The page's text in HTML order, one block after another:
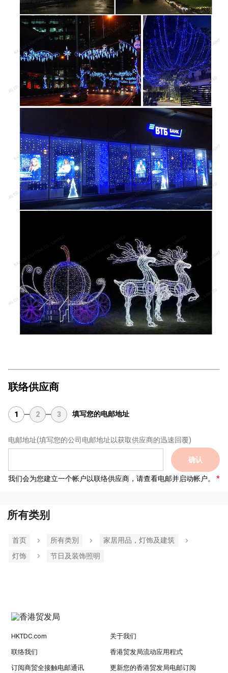
联络供应商
1 2 3 填写您的电邮地址
电邮地址(填写您的公司电邮地址以获取供应商的迅速回覆)
确认
我们会为您建立一个帐户以联络供应商，请查看电邮并启动帐户。
所有类别
首页 所有类別
家居用品，灯饰及建筑
灯饰
节日及装饰照明
HKTDC.com 关于我们
联络我们 香港贸发局流动应用程式
订阅商贸全接触电邮通讯 更新您的香港贸发局电邮订阅